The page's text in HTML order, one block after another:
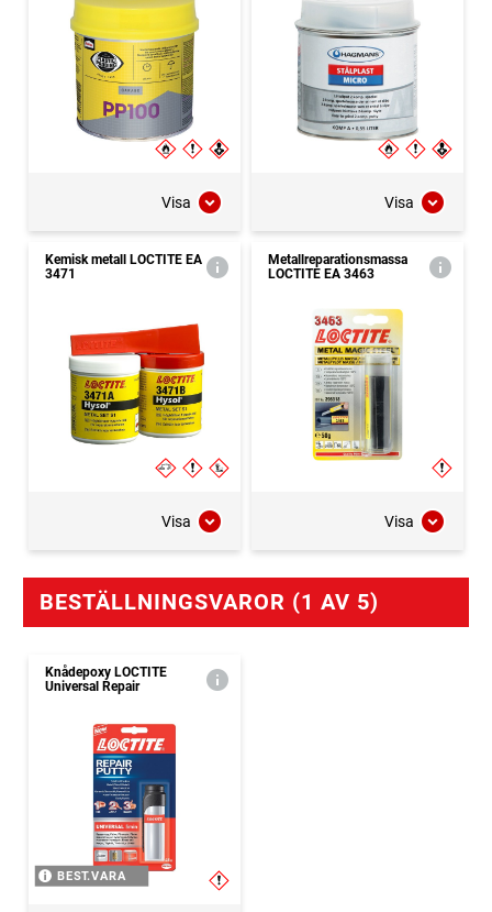
Visa Visa
Kemisk metall LOCTITE EA
3471
Visa
Metallreparationsmassa
LOCTITE EA 3463
Visa
BESTÄLLNINGSVAROR (1 AV 5)
Knådepoxy LOCTITE
Universal Repair
BEST.VARA